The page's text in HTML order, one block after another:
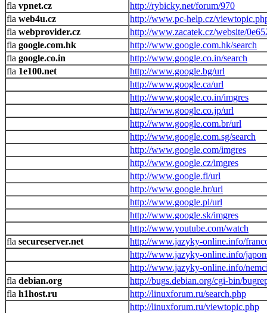
vpnet.cz
http://rybicky.net/forum/970
web4u.cz
http://www.pc-help.cz/
webprovider.cz
http://www.zacatek.cz/website/
google.com.hk
http://www.google.com.hk/search
google.co.in
http://www.google.co.in/search
1e100.net
http://www.google.bg/url
http://www.google.ca/url
http://www.google.co.in/imgres
http://www.google.co.jp/url
http://www.google.com.br/url
http://www.google.com.sg/search
http://www.google.com/imgres
http://www.google.cz/imgres
http://www.google.fi/url
http://www.google.hr/url
http://www.google.pl/url
http://www.google.sk/imgres
http://www.youtube.com/watch
secureserver.net
http://www.jazyky-online.info/
http://www.jazyky-online.info/
http://www.jazyky-online.info/
debian.org
http://bugs.debian.org/cgi-bin/
h1host.ru
http://linuxforum.ru/search.php
http://linuxforum.ru/viewtopic.php